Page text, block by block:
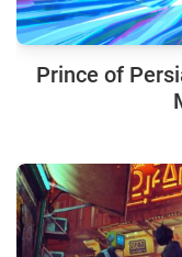
Prince of